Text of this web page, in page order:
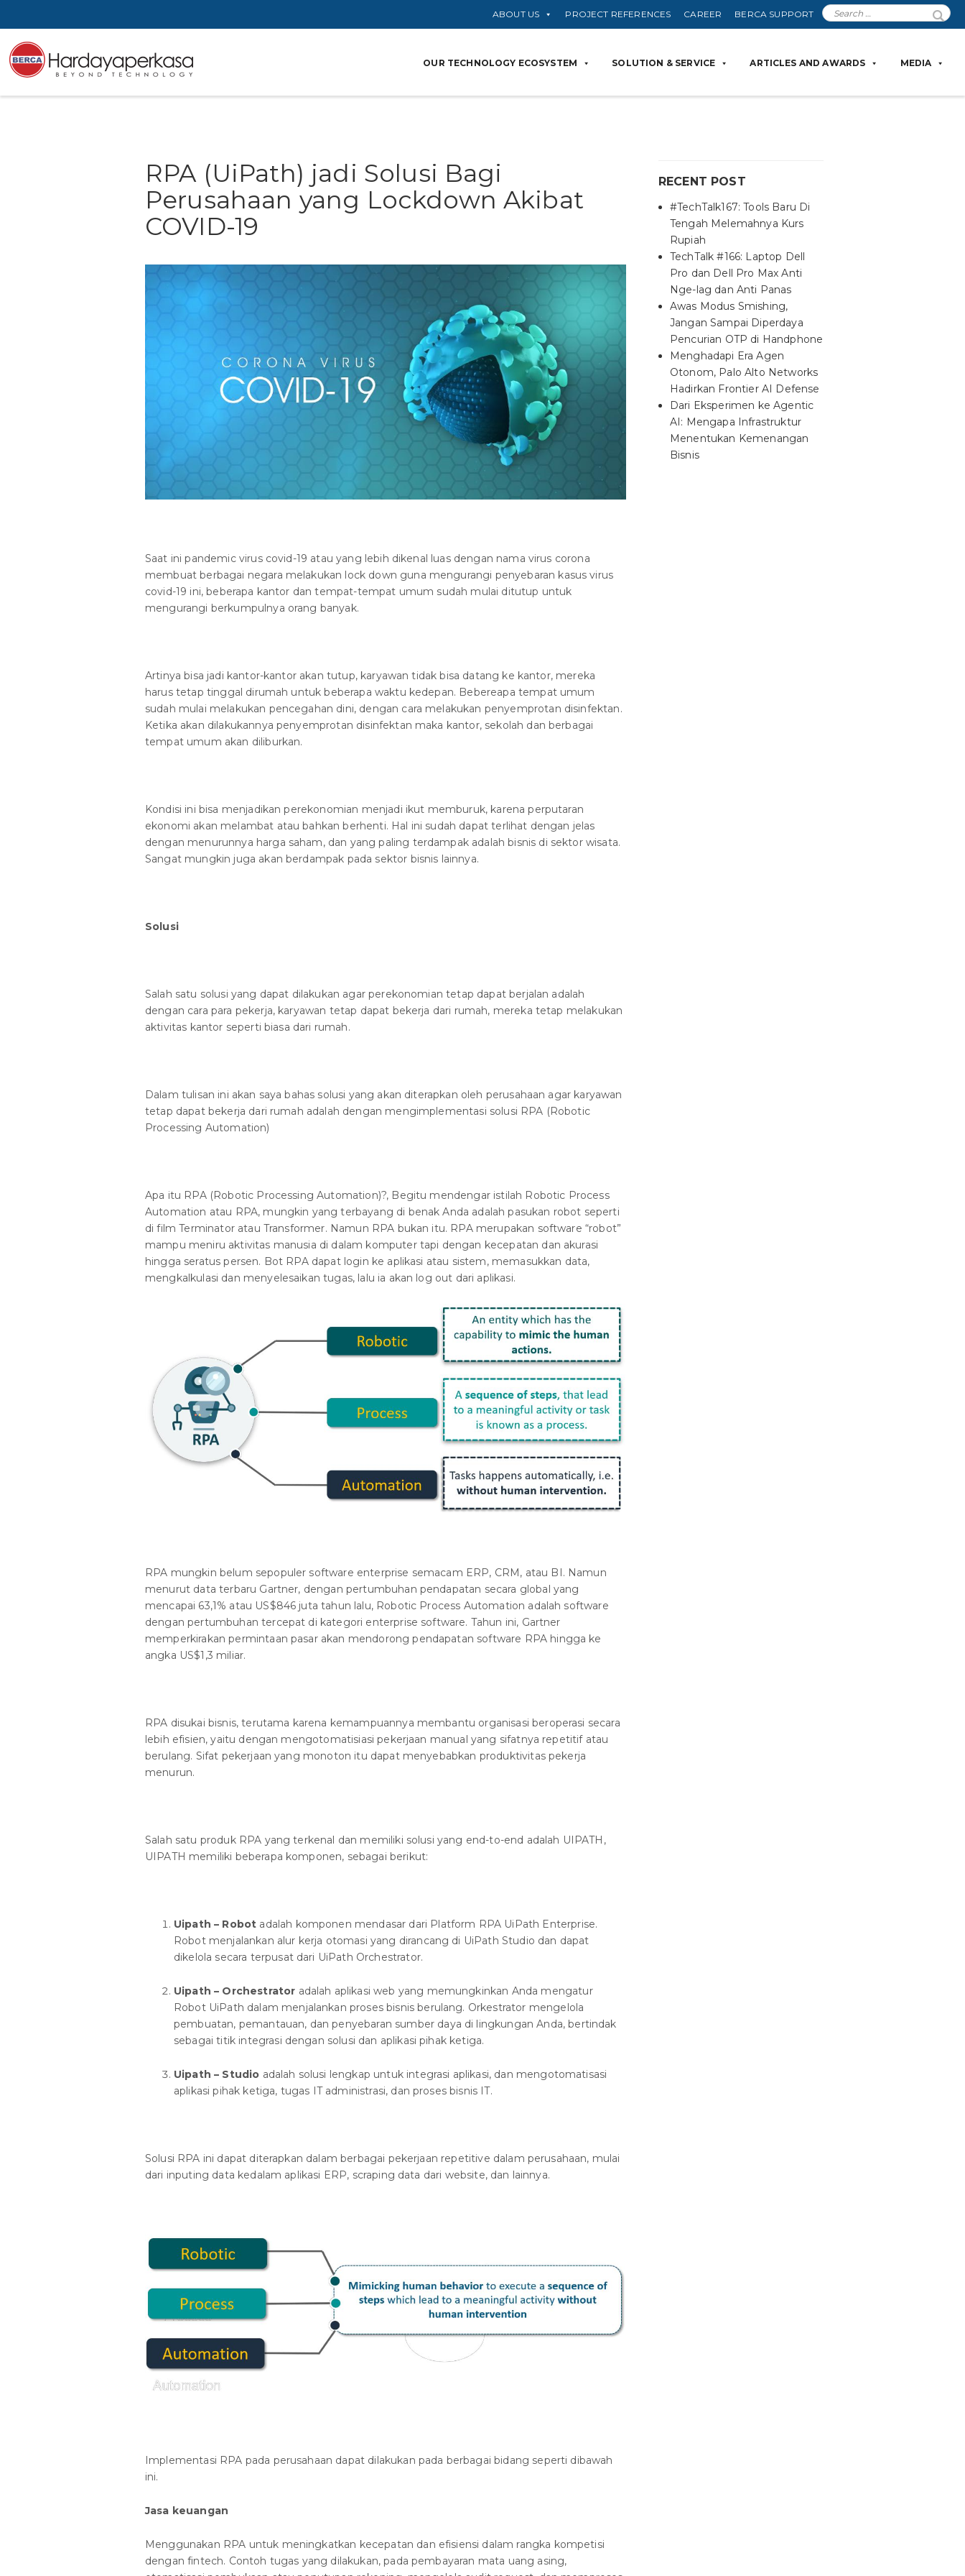
ABOUT US PROJECT REFERENCES CAREER BERCA SUPPORT
OUR TECHNOLOGY ECOSYSTEM SOLUTION & SERVICE ARTICLES AND AWARDS MEDIA
RPA (UiPath) jadi Solusi Bagi
Perusahaan yang Lockdown Akibat
COVID-19
Saat ini pandemic virus covid-19 atau yang lebih dikenal luas dengan nama virus corona
membuat berbagai negara melakukan lock down guna mengurangi penyebaran kasus virus
covid-19 ini, beberapa kantor dan tempat-tempat umum sudah mulai ditutup untuk
mengurangi berkumpulnya orang banyak.
Artinya bisa jadi kantor-kantor akan tutup, karyawan tidak bisa datang ke kantor, mereka
harus tetap tinggal dirumah untuk beberapa waktu kedepan. Bebereapa tempat umum
sudah mulai melakukan pencegahan dini, dengan cara melakukan penyemprotan disinfektan.
Ketika akan dilakukannya penyemprotan disinfektan maka kantor, sekolah dan berbagai
tempat umum akan diliburkan.
Kondisi ini bisa menjadikan perekonomian menjadi ikut memburuk, karena perputaran
ekonomi akan melambat atau bahkan berhenti. Hal ini sudah dapat terlihat dengan jelas
dengan menurunnya harga saham, dan yang paling terdampak adalah bisnis di sektor wisata.
Sangat mungkin juga akan berdampak pada sektor bisnis lainnya.
Solusi
Salah satu solusi yang dapat dilakukan agar perekonomian tetap dapat berjalan adalah
dengan cara para pekerja, karyawan tetap dapat bekerja dari rumah, mereka tetap melakukan
aktivitas kantor seperti biasa dari rumah.
Dalam tulisan ini akan saya bahas solusi yang akan diterapkan oleh perusahaan agar karyawan
tetap dapat bekerja dari rumah adalah dengan mengimplementasi solusi RPA (Robotic
Processing Automation)
Apa itu RPA (Robotic Processing Automation)?, Begitu mendengar istilah Robotic Process
Automation atau RPA, mungkin yang terbayang di benak Anda adalah pasukan robot seperti
di film Terminator atau Transformer. Namun RPA bukan itu. RPA merupakan software “robot”
mampu meniru aktivitas manusia di dalam komputer tapi dengan kecepatan dan akurasi
hingga seratus persen. Bot RPA dapat login ke aplikasi atau sistem, memasukkan data,
mengkalkulasi dan menyelesaikan tugas, lalu ia akan log out dari aplikasi.
RPA mungkin belum sepopuler software enterprise semacam ERP, CRM, atau BI. Namun
menurut data terbaru Gartner, dengan pertumbuhan pendapatan secara global yang
mencapai 63,1% atau US$846 juta tahun lalu, Robotic Process Automation adalah software
dengan pertumbuhan tercepat di kategori enterprise software. Tahun ini, Gartner
memperkirakan permintaan pasar akan mendorong pendapatan software RPA hingga ke
angka US$1,3 miliar.
RPA disukai bisnis, terutama karena kemampuannya membantu organisasi beroperasi secara
lebih efisien, yaitu dengan mengotomatisiasi pekerjaan manual yang sifatnya repetitif atau
berulang. Sifat pekerjaan yang monoton itu dapat menyebabkan produktivitas pekerja
menurun.
Salah satu produk RPA yang terkenal dan memiliki solusi yang end-to-end adalah UIPATH,
UIPATH memiliki beberapa komponen, sebagai berikut:
Uipath – Robot adalah komponen mendasar dari Platform RPA UiPath Enterprise.
Robot menjalankan alur kerja otomasi yang dirancang di UiPath Studio dan dapat
dikelola secara terpusat dari UiPath Orchestrator.
Uipath – Orchestrator adalah aplikasi web yang memungkinkan Anda mengatur
Robot UiPath dalam menjalankan proses bisnis berulang. Orkestrator mengelola
pembuatan, pemantauan, dan penyebaran sumber daya di lingkungan Anda, bertindak
sebagai titik integrasi dengan solusi dan aplikasi pihak ketiga.
Uipath – Studio adalah solusi lengkap untuk integrasi aplikasi, dan mengotomatisasi
aplikasi pihak ketiga, tugas IT administrasi, dan proses bisnis IT.
Solusi RPA ini dapat diterapkan dalam berbagai pekerjaan repetitive dalam perusahaan, mulai
dari inputing data kedalam aplikasi ERP, scraping data dari website, dan lainnya.
Implementasi RPA pada perusahaan dapat dilakukan pada berbagai bidang seperti dibawah
ini.
Jasa keuangan
Menggunakan RPA untuk meningkatkan kecepatan dan efisiensi dalam rangka kompetisi
dengan fintech. Contoh tugas yang dilakukan, pada pembayaran mata uang asing,
RECENT POST
#TechTalk167: Tools Baru Di
Tengah Melemahnya Kurs
Rupiah
TechTalk #166: Laptop Dell
Pro dan Dell Pro Max Anti
Nge-lag dan Anti Panas
Awas Modus Smishing,
Jangan Sampai Diperdaya
Pencurian OTP di Handphone
Menghadapi Era Agen
Otonom, Palo Alto Networks
Hadirkan Frontier AI Defense
Dari Eksperimen ke Agentic
AI: Mengapa Infrastruktur
Menentukan Kemenangan
Bisnis